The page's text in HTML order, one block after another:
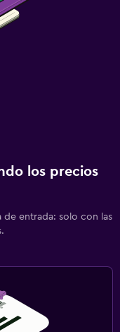
los precios
entrada: solo con las